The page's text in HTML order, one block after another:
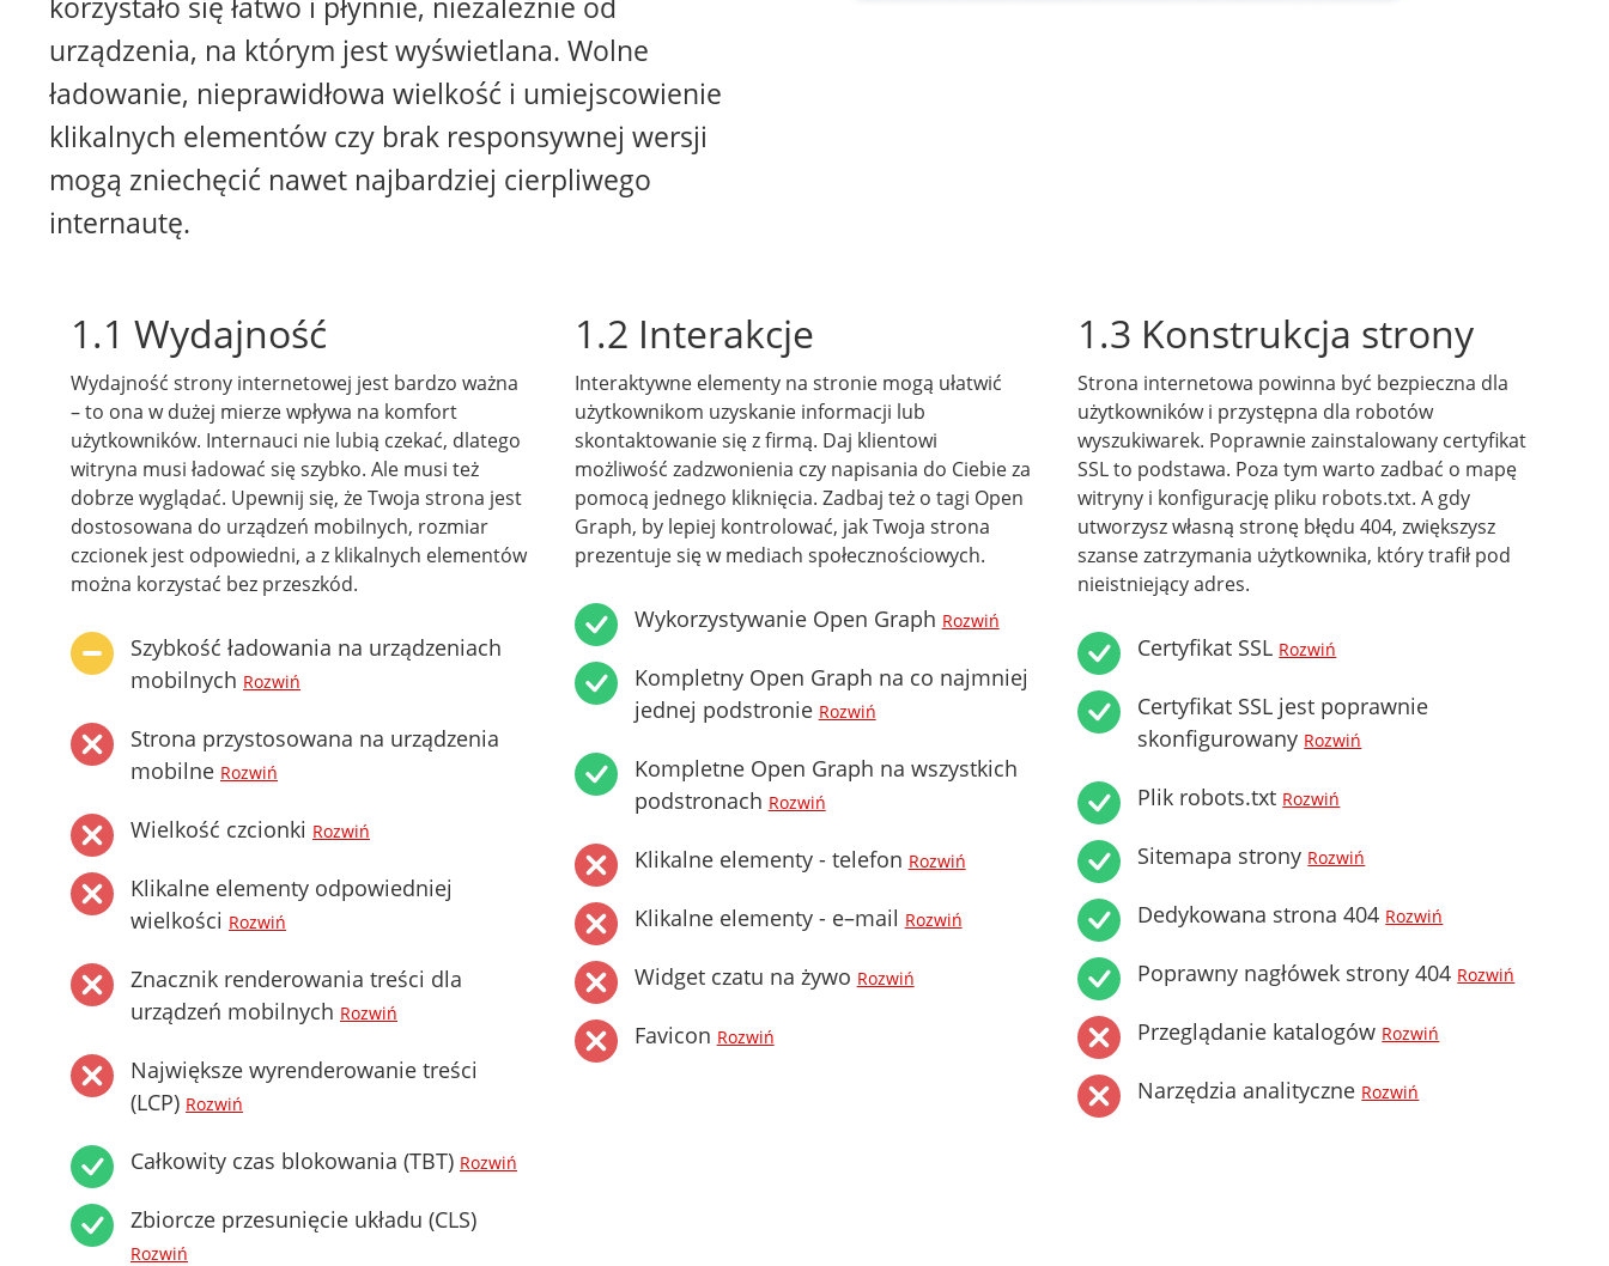
korzystało się łatwo i płynnie, niezależnie od
urządzenia, na którym jest wyświetlana. Wolne
ładowanie, nieprawidłowa wielkość i umiejscowienie
klikalnych elementów czy brak responsywnej wersji
mogą zniechęcić nawet najbardziej cierpliwego
internautę.
1.1 Wydajność
Wydajność strony internetowej jest bardzo ważna
– to ona w dużej mierze wpływa na komfort
użytkowników. Internauci nie lubią czekać, dlatego
witryna musi ładować się szybko. Ale musi też
dobrze wyglądać. Upewnij się, że Twoja strona jest
dostosowana do urządzeń mobilnych, rozmiar
czcionek jest odpowiedni, a z klikalnych elementów
można korzystać bez przeszkód.
Szybkość ładowania na urządzeniach
mobilnych Rozwiń
Strona przystosowana na urządzenia
mobilne Rozwiń
Wielkość czcionki Rozwiń
Klikalne elementy odpowiedniej
wielkości Rozwiń
Znacznik renderowania treści dla
urządzeń mobilnych Rozwiń
Największe wyrenderowanie treści
(LCP) Rozwiń
Całkowity czas blokowania (TBT) Rozwiń
Zbiorcze przesunięcie układu (CLS)
Rozwiń
1.2 Interakcje
Interaktywne elementy na stronie mogą ułatwić
użytkownikom uzyskanie informacji lub
skontaktowanie się z firmą. Daj klientowi
możliwość zadzwonienia czy napisania do Ciebie za
pomocą jednego kliknięcia. Zadbaj też o tagi Open
Graph, by lepiej kontrolować, jak Twoja strona
prezentuje się w mediach społecznościowych.
Wykorzystywanie Open Graph Rozwiń
Kompletny Open Graph na co najmniej
jednej podstronie Rozwiń
Kompletne Open Graph na wszystkich
podstronach Rozwiń
Klikalne elementy - telefon Rozwiń
Klikalne elementy - e–mail Rozwiń
Widget czatu na żywo Rozwiń
Favicon Rozwiń
1.3 Konstrukcja strony
Strona internetowa powinna być bezpieczna dla
użytkowników i przystępna dla robotów
wyszukiwarek. Poprawnie zainstalowany certyfikat
SSL to podstawa. Poza tym warto zadbać o mapę
witryny i konfigurację pliku robots.txt. A gdy
utworzysz własną stronę błędu 404, zwiększysz
szanse zatrzymania użytkownika, który trafił pod
nieistniejący adres.
Certyfikat SSL Rozwiń
Certyfikat SSL jest poprawnie
skonfigurowany Rozwiń
Plik robots.txt Rozwiń
Sitemapa strony Rozwiń
Dedykowana strona 404 Rozwiń
Poprawny nagłówek strony 404 Rozwiń
Przeglądanie katalogów Rozwiń
Narzędzia analityczne Rozwiń